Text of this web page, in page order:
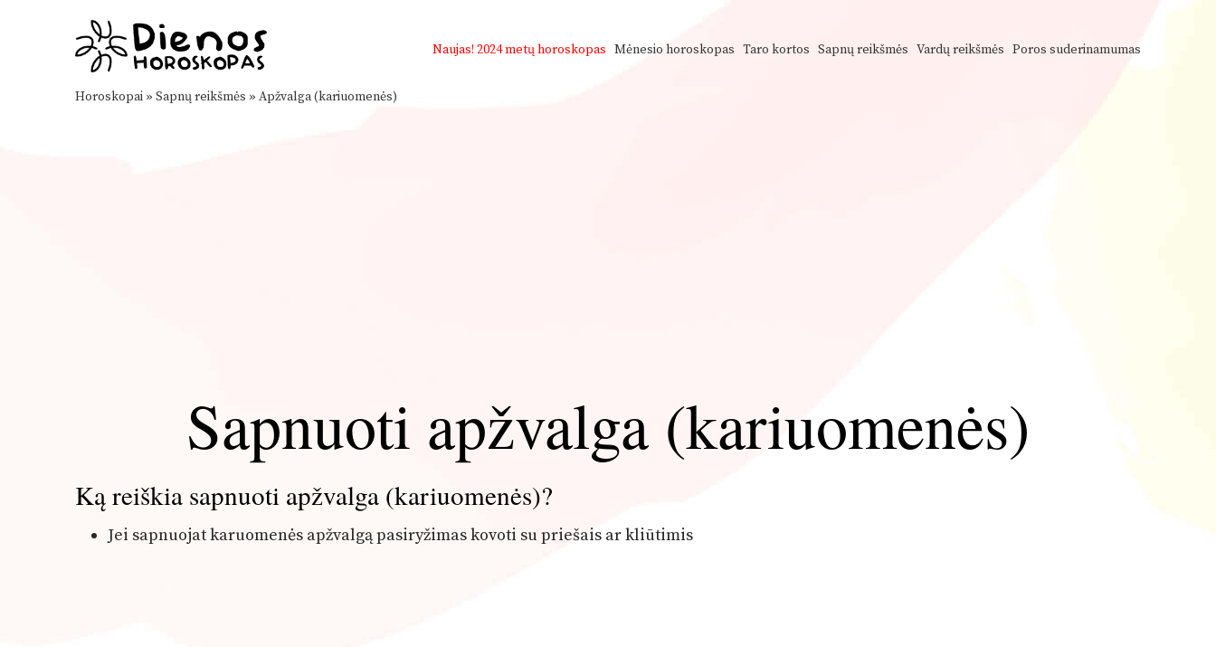
Naujas! 2024 metų horoskopas Mėnesio horoskopas Taro kortos Sapnų reikšmės Vardų reikšmės Poros suderinamumas
Horoskopai » Sapnų reikšmės » Apžvalga (kariuomenės)
Sapnuoti apžvalga (kariuomenės)
Ką reiškia sapnuoti apžvalga (kariuomenės)?
Jei sapnuojat karuomenės apžvalgą pasiryžimas kovoti su priešais ar kliūtimis